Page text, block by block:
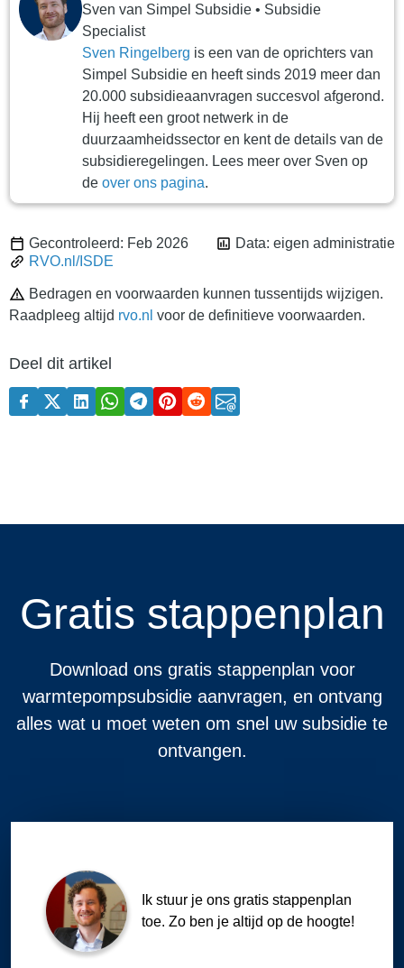
Sven van Simpel Subsidie • Subsidie
Specialist
Sven Ringelberg is een van de oprichters van
Simpel Subsidie en heeft sinds 2019 meer dan
20.000 subsidieaanvragen succesvol afgerond.
Hij heeft een groot netwerk in de
duurzaamheidssector en kent de details van de
subsidieregelingen. Lees meer over Sven op
de over ons pagina.
Gecontroleerd: Feb 2026
Data: eigen administratie
RVO.nl/ISDE
Bedragen en voorwaarden kunnen tussentijds wijzigen.
Raadpleeg altijd rvo.nl voor de definitieve voorwaarden.
Deel dit artikel
Gratis stappenplan
Download ons gratis stappenplan voor
warmtepompsubsidie aanvragen, en ontvang
alles wat u moet weten om snel uw subsidie te
ontvangen.
Ik stuur je ons gratis stappenplan
toe. Zo ben je altijd op de hoogte!